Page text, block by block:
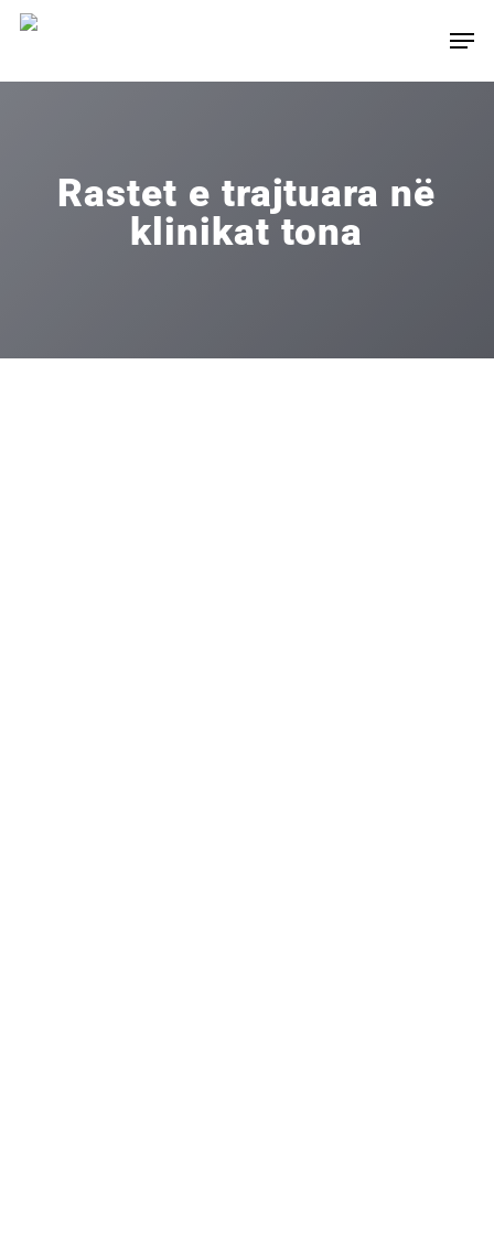
Skip
main
Rastet e trajtuara në
klinikat tona